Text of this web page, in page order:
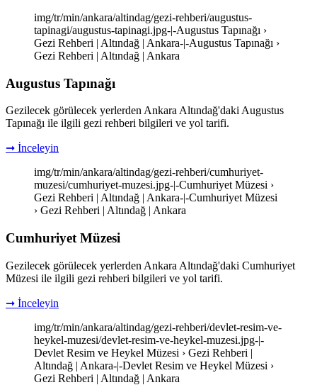
img/tr/min/ankara/altindag/gezi-rehberi/augustus-
tapinagi/augustus-tapinagi.jpg-|-Augustus Tapınağı ›
Gezi Rehberi | Altındağ | Ankara-|-Augustus Tapınağı ›
Gezi Rehberi | Altındağ | Ankara
Augustus Tapınağı
Gezilecek görülecek yerlerden Ankara Altındağ'daki Augustus
Tapınağı ile ilgili gezi rehberi bilgileri ve yol tarifi.
➞ İnceleyin
img/tr/min/ankara/altindag/gezi-rehberi/cumhuriyet-
muzesi/cumhuriyet-muzesi.jpg-|-Cumhuriyet Müzesi ›
Gezi Rehberi | Altındağ | Ankara-|-Cumhuriyet Müzesi
› Gezi Rehberi | Altındağ | Ankara
Cumhuriyet Müzesi
Gezilecek görülecek yerlerden Ankara Altındağ'daki Cumhuriyet
Müzesi ile ilgili gezi rehberi bilgileri ve yol tarifi.
➞ İnceleyin
img/tr/min/ankara/altindag/gezi-rehberi/devlet-resim-ve-
heykel-muzesi/devlet-resim-ve-heykel-muzesi.jpg-|-
Devlet Resim ve Heykel Müzesi › Gezi Rehberi |
Altındağ | Ankara-|-Devlet Resim ve Heykel Müzesi ›
Gezi Rehberi | Altındağ | Ankara